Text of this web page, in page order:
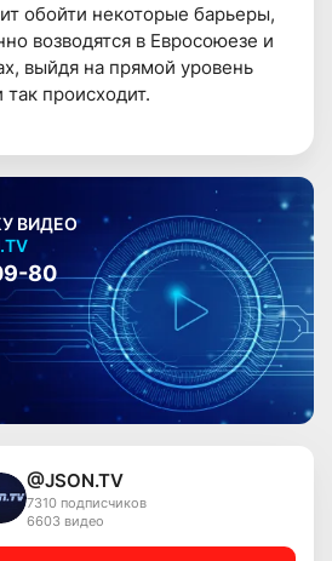
обойти некоторые барьеры,
возводятся в Евросоюезе и
выйдя на прямой уровень
происходит.
ВИДЕО
80
@JSON.TV
7310 подписчиков
6603 видео